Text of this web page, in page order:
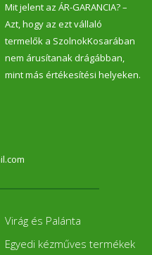
Mit jelent az ÁR-GARANCIA? –
Azt, hogy az ezt vállaló
termelők a SzolnokKosarában
nem árusítanak drágábban,
mint más értékesítési helyeken.
Virág és Palánta
Egyedi kézműves termékek